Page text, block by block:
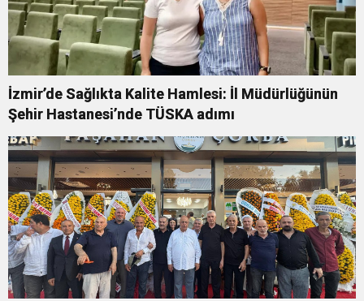
İzmir’de Sağlıkta Kalite Hamlesi: İl Müdürlüğünün
Şehir Hastanesi’nde TÜSKA adımı